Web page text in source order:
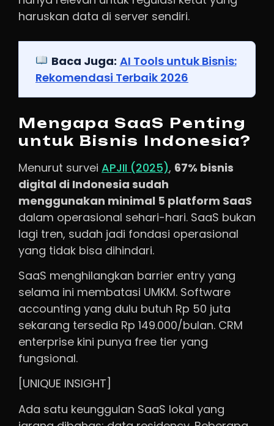
haruskan data di server sendiri.
Baca Juga: AI Tools untuk Bisnis:
Rekomendasi Terbaik 2026
Mengapa SaaS Penting
untuk Bisnis Indonesia?
Menurut survei APJII (2025), 67% bisnis
digital di Indonesia sudah
menggunakan minimal 5 platform SaaS
dalam operasional sehari-hari. SaaS bukan
lagi tren, sudah jadi fondasi operasional
yang tidak bisa dihindari.
SaaS menghilangkan barrier entry yang
selama ini membatasi UMKM. Software
accounting yang dulu butuh Rp 50 juta
sekarang tersedia Rp 149.000/bulan. CRM
enterprise kini punya free tier yang
fungsional.
[UNIQUE INSIGHT]
Ada satu keunggulan SaaS lokal yang